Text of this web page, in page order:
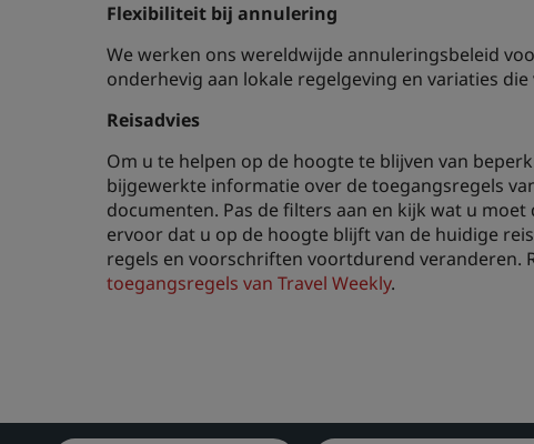
Flexibiliteit bij annulering
We werken ons wereldwijde annuleringsbeleid
onderhevig aan lokale regelgeving en variaties
Reisadvies
Om u te helpen op de hoogte te blijven van
bijgewerkte informatie over de toegangsregels
documenten. Pas de filters aan en kijk wat u
ervoor dat u op de hoogte blijft van de huidige
regels en voorschriften voortdurend veranderen.
toegangsregels van Travel Weekly.